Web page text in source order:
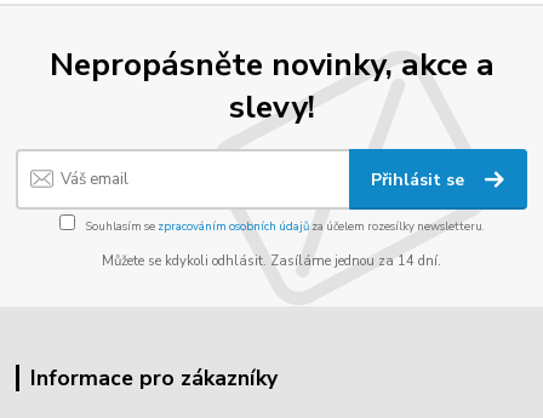
Nepropásněte novinky, akce a
slevy!
Přihlásit se
Souhlasím se zpracováním osobních údajůza účelem rozesílky newsletteru.
Můžete se kdykoli odhlásit. Zasíláme jednou za 14 dní.
Informace pro zákazníky